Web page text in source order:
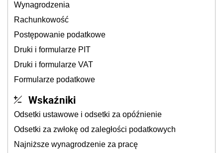
Wynagrodzenia
Rachunkowość
Postępowanie podatkowe
Druki i formularze PIT
Druki i formularze VAT
Formularze podatkowe
Wskaźniki
Odsetki ustawowe i odsetki za opóźnienie
Odsetki za zwłokę od zaległości podatkowych
Najniższe wynagrodzenie za pracę